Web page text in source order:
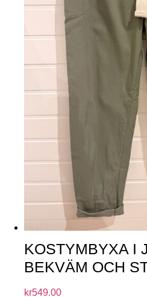
KOSTYMBYXA I
BEKVÄM OCH
kr549.00